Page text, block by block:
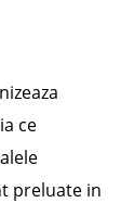
ce
preluate in